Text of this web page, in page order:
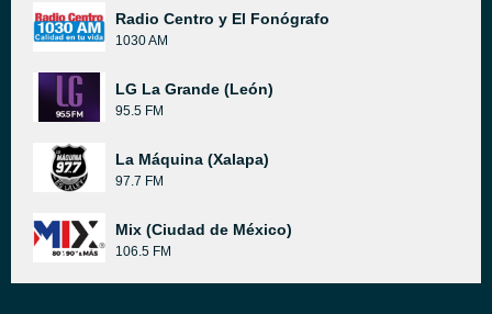
Radio Centro y El Fonógrafo
1030 AM
LG La Grande (León)
95.5 FM
La Máquina (Xalapa)
97.7 FM
Mix (Ciudad de México)
106.5 FM